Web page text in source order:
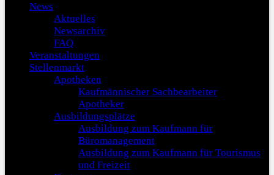
News
Aktuelles
Newsarchiv
FAQ
Veranstaltungen
Stellenmarkt
Apotheken
Kaufmännischer Sachbearbeiter
Apotheker
Ausbildungsplätze
Ausbildung zum Kaufmann für
Büromanagement
Ausbildung zum Kaufmann für Tourismus
und Freizeit